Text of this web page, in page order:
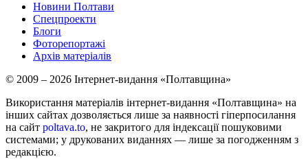
Новини Полтави
Спецпроекти
Блоги
Фоторепортажі
Архів матеріалів
© 2009 – 2026 Інтернет-видання «Полтавщина»
Використання матеріалів інтернет-видання «Полтавщина» на
інших сайтах дозволяється лише за наявності гіперпосилання
на сайт poltava.to, не закритого для індексації пошуковими
системами; у друкованих виданнях — лише за погодженням з
редакцією.